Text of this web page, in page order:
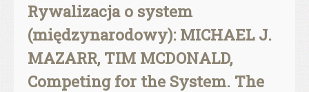
Rywalizacja o system
(międzynarodowy): MICHAEL J.
MAZARR, TIM MCDONALD,
Competing for the System. The